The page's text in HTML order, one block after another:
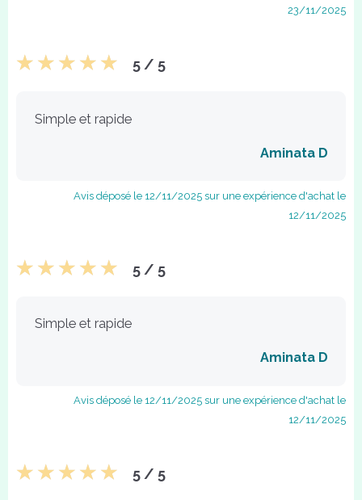
23/11/2025
5 / 5
Simple et rapide
Aminata D
Avis déposé le 12/11/2025 sur une expérience d'achat le
12/11/2025
5 / 5
Simple et rapide
Aminata D
Avis déposé le 12/11/2025 sur une expérience d'achat le
12/11/2025
5 / 5